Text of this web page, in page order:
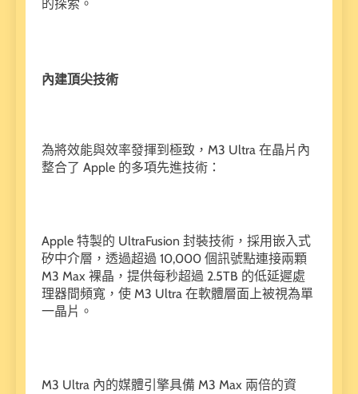
的探索。
內建頂尖技術
為將效能與效率發揮到極致，M3 Ultra 在晶片內
整合了 Apple 的多項先進技術：
Apple 特製的 UltraFusion 封裝技術，採用嵌入式
矽中介層，透過超過 10,000 個訊號點連接兩顆
M3 Max 裸晶，提供每秒超過 2.5TB 的低延遲處
理器間頻寬，使 M3 Ultra 在軟體層面上被視為單
一晶片。
M3 Ultra 內的媒體引擎具備 M3 Max 兩倍的資